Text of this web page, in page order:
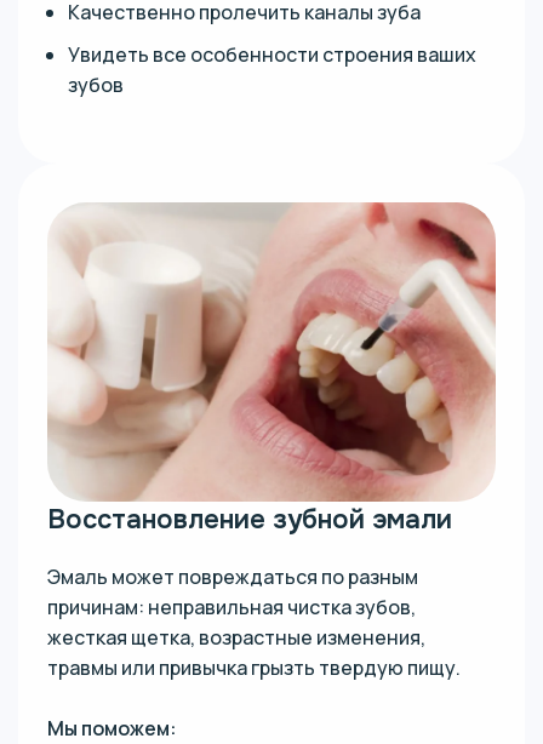
Качественно пролечить каналы зуба
Увидеть все особенности строения ваших
зубов
Восстановление зубной эмали
Эмаль может повреждаться по разным
причинам: неправильная чистка зубов,
жесткая щетка, возрастные изменения,
травмы или привычка грызть твердую пищу.
Мы поможем: